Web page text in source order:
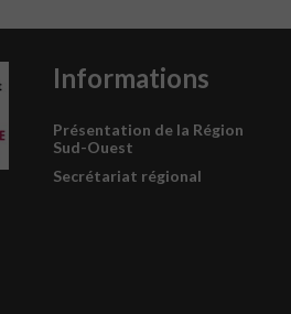
Informations
Présentation de la Région
Sud-Ouest
Secrétariat régional